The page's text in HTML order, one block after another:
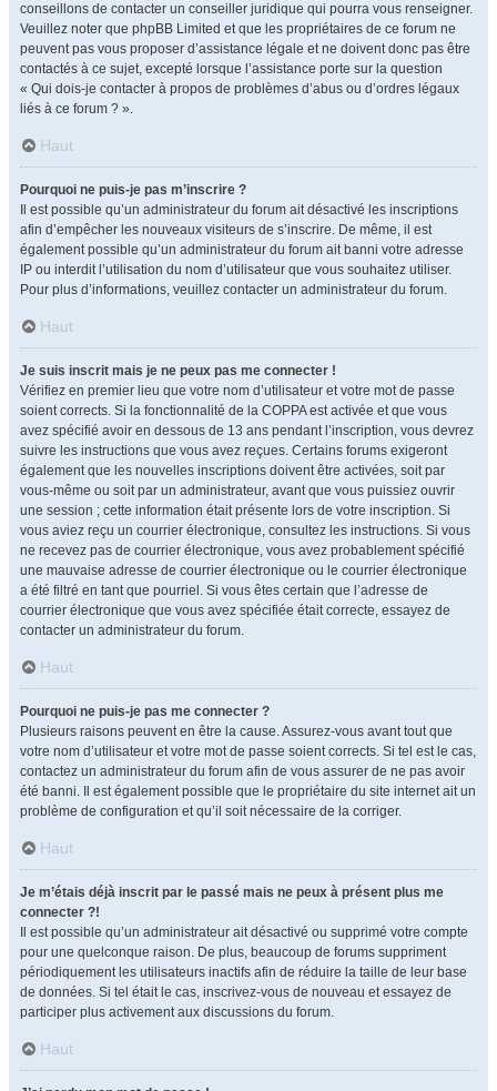
conseillons de contacter un conseiller juridique qui pourra vous renseigner.
Veuillez noter que phpBB Limited et que les propriétaires de ce forum ne
peuvent pas vous proposer d’assistance légale et ne doivent donc pas être
contactés à ce sujet, excepté lorsque l’assistance porte sur la question
« Qui dois-je contacter à propos de problèmes d’abus ou d’ordres légaux
liés à ce forum ? ».
Haut
Pourquoi ne puis-je pas m’inscrire ?
Il est possible qu’un administrateur du forum ait désactivé les inscriptions
afin d’empêcher les nouveaux visiteurs de s’inscrire. De même, il est
également possible qu’un administrateur du forum ait banni votre adresse
IP ou interdit l’utilisation du nom d’utilisateur que vous souhaitez utiliser.
Pour plus d’informations, veuillez contacter un administrateur du forum.
Haut
Je suis inscrit mais je ne peux pas me connecter !
Vérifiez en premier lieu que votre nom d’utilisateur et votre mot de passe
soient corrects. Si la fonctionnalité de la COPPA est activée et que vous
avez spécifié avoir en dessous de 13 ans pendant l’inscription, vous devrez
suivre les instructions que vous avez reçues. Certains forums exigeront
également que les nouvelles inscriptions doivent être activées, soit par
vous-même ou soit par un administrateur, avant que vous puissiez ouvrir
une session ; cette information était présente lors de votre inscription. Si
vous aviez reçu un courrier électronique, consultez les instructions. Si vous
ne recevez pas de courrier électronique, vous avez probablement spécifié
une mauvaise adresse de courrier électronique ou le courrier électronique
a été filtré en tant que pourriel. Si vous êtes certain que l’adresse de
courrier électronique que vous avez spécifiée était correcte, essayez de
contacter un administrateur du forum.
Haut
Pourquoi ne puis-je pas me connecter ?
Plusieurs raisons peuvent en être la cause. Assurez-vous avant tout que
votre nom d’utilisateur et votre mot de passe soient corrects. Si tel est le cas,
contactez un administrateur du forum afin de vous assurer de ne pas avoir
été banni. Il est également possible que le propriétaire du site internet ait un
problème de configuration et qu’il soit nécessaire de la corriger.
Haut
Je m’étais déjà inscrit par le passé mais ne peux à présent plus me
connecter ?!
Il est possible qu’un administrateur ait désactivé ou supprimé votre compte
pour une quelconque raison. De plus, beaucoup de forums suppriment
périodiquement les utilisateurs inactifs afin de réduire la taille de leur base
de données. Si tel était le cas, inscrivez-vous de nouveau et essayez de
participer plus activement aux discussions du forum.
Haut